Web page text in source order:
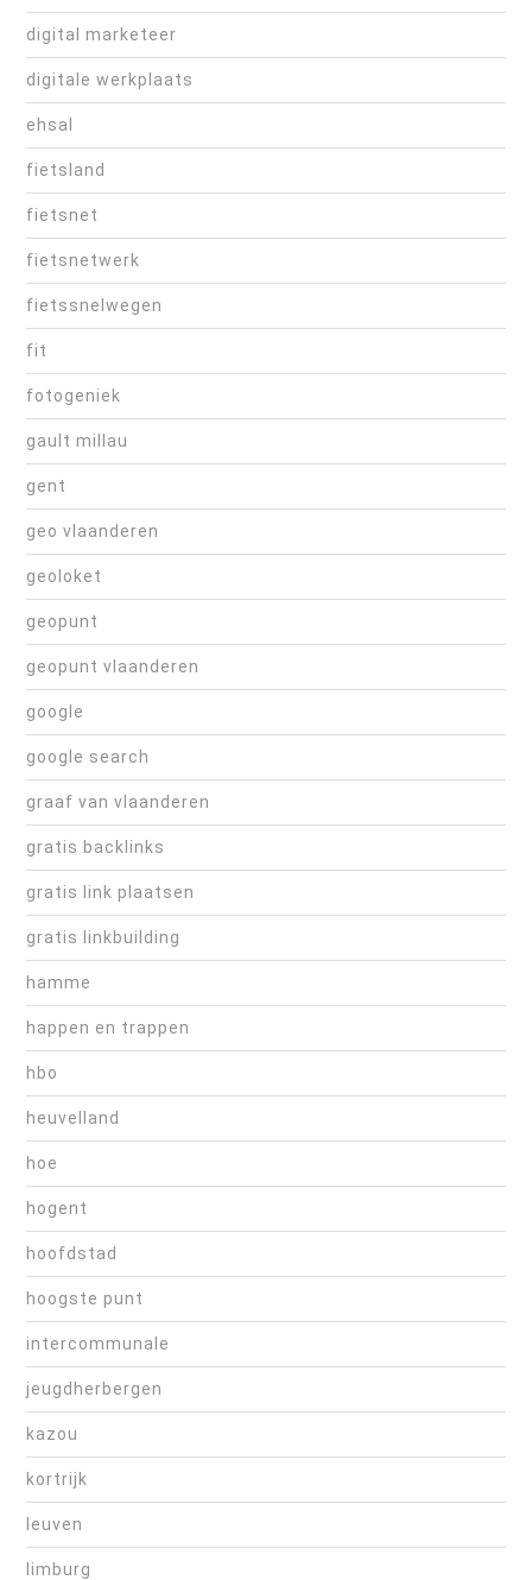
digital marketeer
digitale werkplaats
ehsal
fietsland
fietsnet
fietsnetwerk
fietssnelwegen
fit
fotogeniek
gault millau
gent
geo vlaanderen
geoloket
geopunt
geopunt vlaanderen
google
google search
graaf van vlaanderen
gratis backlinks
gratis link plaatsen
gratis linkbuilding
hamme
happen en trappen
hbo
heuvelland
hoe
hogent
hoofdstad
hoogste punt
intercommunale
jeugdherbergen
kazou
kortrijk
leuven
limburg